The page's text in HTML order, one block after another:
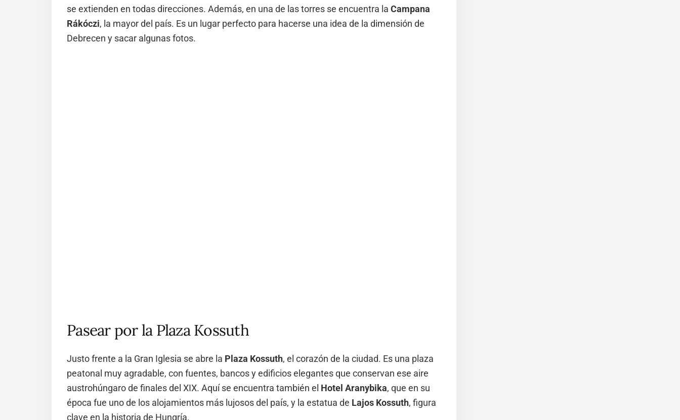
se extienden en todas direcciones. Además, en una de las torres se encuentra la Campana
Rákóczi, la mayor del país. Es un lugar perfecto para hacerse una idea de la dimensión de
Debrecen y sacar algunas fotos.
Pasear por la Plaza Kossuth
Justo frente a la Gran Iglesia se abre la Plaza Kossuth, el corazón de la ciudad. Es una plaza
peatonal muy agradable, con fuentes, bancos y edificios elegantes que conservan ese aire
austrohúngaro de finales del XIX. Aquí se encuentra también el Hotel Aranybika, que en su
época fue uno de los alojamientos más lujosos del país, y la estatua de Lajos Kossuth, figura
clave en la historia de Hungría.